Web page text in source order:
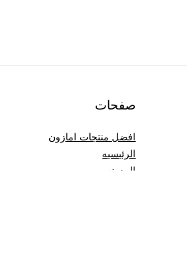
صفحات
افضل منتجات امازون
الرئيسيه
المدونه